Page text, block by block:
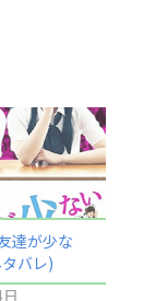
達が少な
バレ)